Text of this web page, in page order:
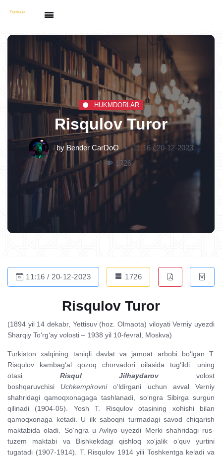
HUKMDORLAR
Risqulov Turor
by Bender CarDoO
11:16 / 20-12-2023
1726
11:16 / 20-12-2023 1726
Risqulov Turor
(1894 yil 14 dekabr, Yettisuv (hoz. Olmaota) viloyati Verniy uyezdi
Sharqiy To‘rg‘ay volosti – 1938 yil 10-fevral, Moskva)
Turkiston xalqining taniqli davlat va jamoat arbobi bo‘lgan T.
Risqulov kambag‘al qozoq chorvadori oilasida tug‘ildi. uning
otasi Risqul Jilhaydarovvolost
boshqaruvchisi Uchkempirovnio‘ldirgani uchun avval Verniy
shahridagi qamoqxonagaga tashlanadi, so‘ngra Sibirga surgun
qilinadi (1904-05). Yosh T. Risqulov otasining xohishi bilan
qamoqxonaga ketadi. U ilk saboqni turmadagi savod chiqarish
maktabida oladi. So‘ngra u Avliyo uyezdi Merki shahridagi rus-
tuzem maktabi va Bishkekdagi qishloq xo‘jalik o‘quv yurtini
tugatadi (1907-1914). T. Risqulov 1914 yili Toshkentga keladi va